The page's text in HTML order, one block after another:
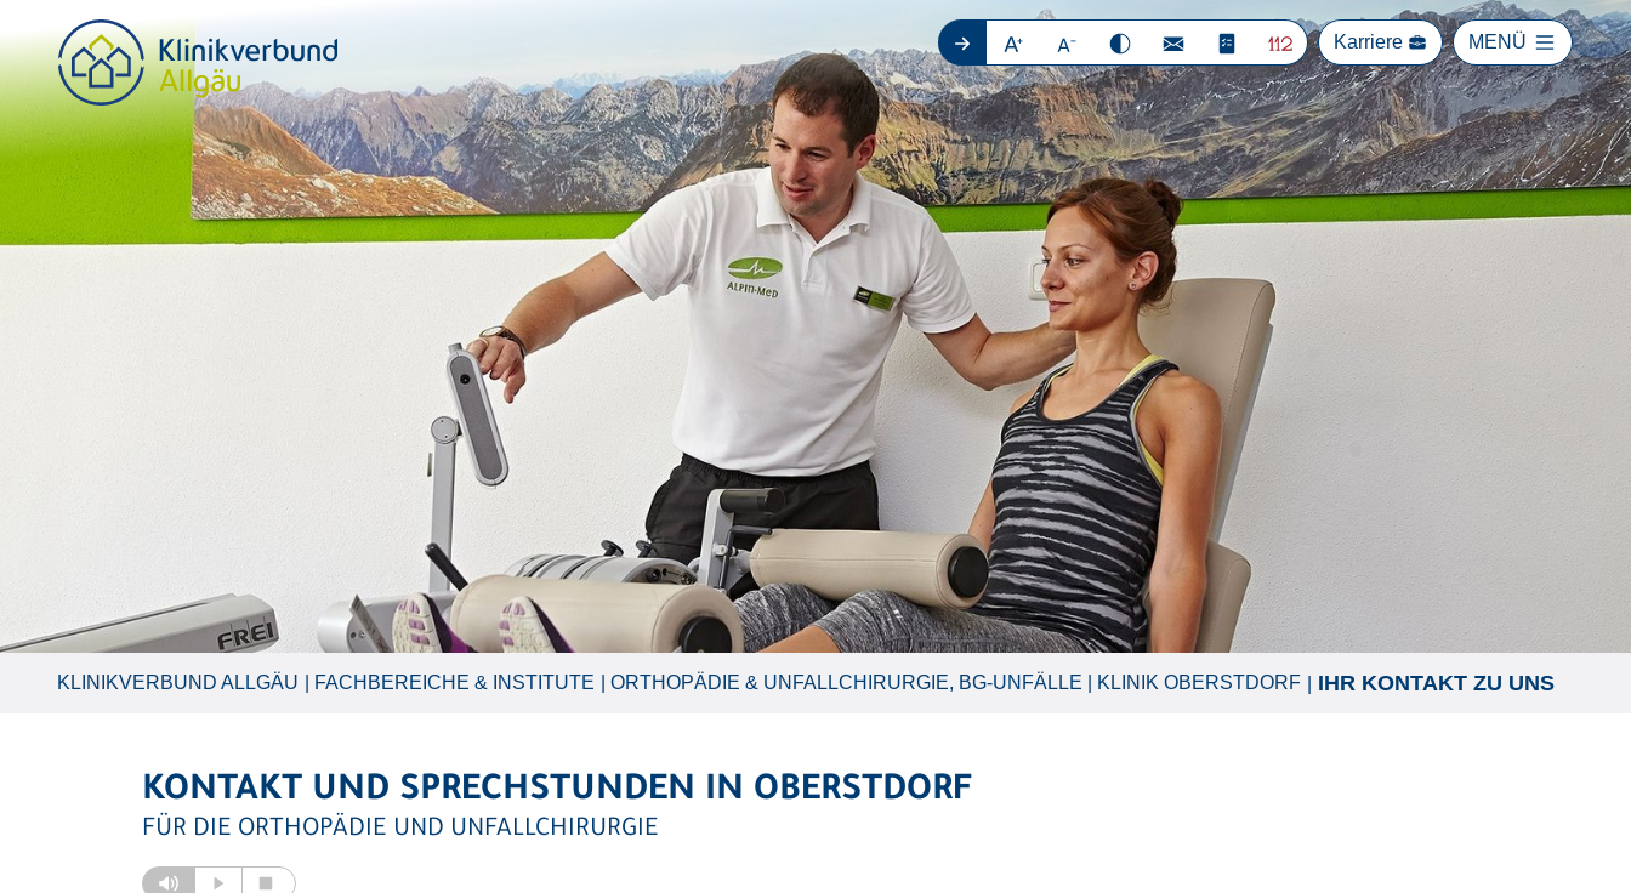
Karriere MENÜ
KLINIKVERBUND ALLGÄU FACHBEREICHE & INSTITUTE ORTHOPÄDIE & UNFALLCHIRURGIE, BG-UNFÄLLE KLINIK OBERSTDORF IHR KONTAKT ZU UNS
KONTAKT UND SPRECHSTUNDEN IN OBERSTDORF
FÜR DIE ORTHOPÄDIE UND UNFALLCHIRURGIE